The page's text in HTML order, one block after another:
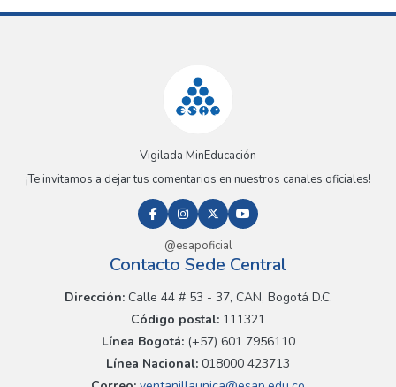
Vigilada MinEducación
¡Te invitamos a dejar tus comentarios en nuestros canales oficiales!
@esapoficial
Contacto Sede Central
Dirección:Calle 44 # 53 - 37, CAN, Bogotá D.C.
Código postal: 111321
Línea Bogotá:(+57) 601 7956110
Línea Nacional: 018000 423713